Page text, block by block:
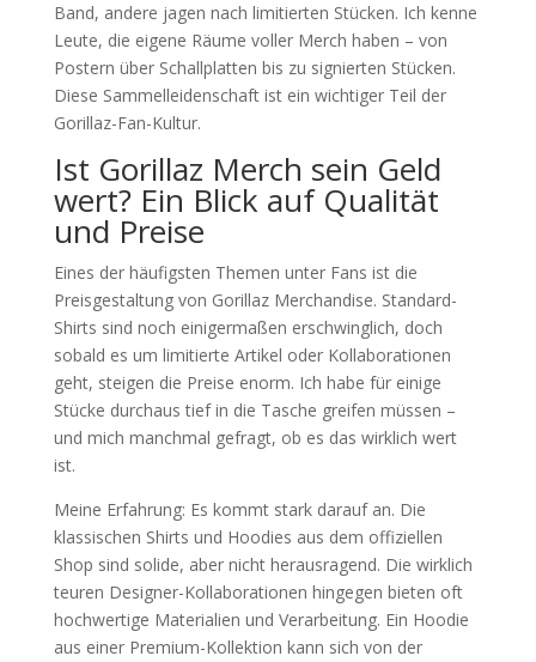
Band, andere jagen nach limitierten Stücken. Ich kenne
Leute, die eigene Räume voller Merch haben – von
Postern über Schallplatten bis zu signierten Stücken.
Diese Sammelleidenschaft ist ein wichtiger Teil der
Gorillaz-Fan-Kultur.
Ist Gorillaz Merch sein Geld
wert? Ein Blick auf Qualität
und Preise
Eines der häufigsten Themen unter Fans ist die
Preisgestaltung von Gorillaz Merchandise. Standard-
Shirts sind noch einigermaßen erschwinglich, doch
sobald es um limitierte Artikel oder Kollaborationen
geht, steigen die Preise enorm. Ich habe für einige
Stücke durchaus tief in die Tasche greifen müssen –
und mich manchmal gefragt, ob es das wirklich wert
ist.
Meine Erfahrung: Es kommt stark darauf an. Die
klassischen Shirts und Hoodies aus dem offiziellen
Shop sind solide, aber nicht herausragend. Die wirklich
teuren Designer-Kollaborationen hingegen bieten oft
hochwertige Materialien und Verarbeitung. Ein Hoodie
aus einer Premium-Kollektion kann sich von der